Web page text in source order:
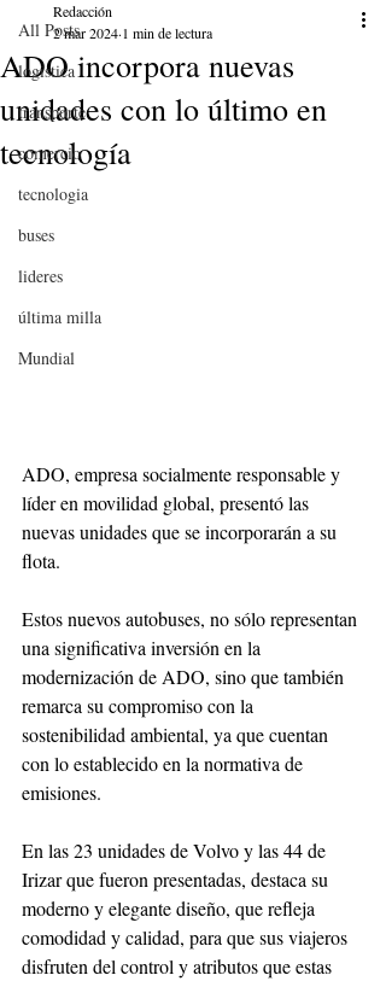
All Posts
logistica
transporte
comercio
tecnologia
buses
lideres
última milla
Mundial
ADO incorpora nuevas
unidades con lo último en
tecnología
Redacción
2 mar 2024 1 min de lectura
ADO, empresa socialmente responsable y
líder en movilidad global, presentó las
nuevas unidades que se incorporarán a su
flota.
Estos nuevos autobuses, no sólo representan
una significativa inversión en la
modernización de ADO, sino que también
remarca su compromiso con la
sostenibilidad ambiental, ya que cuentan
con lo establecido en la normativa de
emisiones.
En las 23 unidades de Volvo y las 44 de
Irizar que fueron presentadas, destaca su
moderno y elegante diseño, que refleja
comodidad y calidad, para que sus viajeros
disfruten del control y atributos que estas